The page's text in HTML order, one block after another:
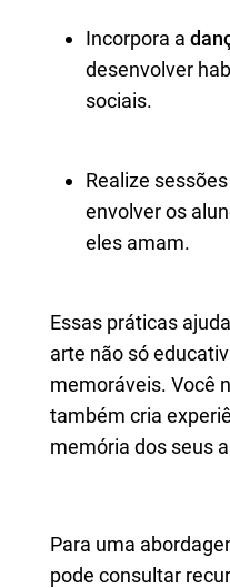
Incorpora a
desenvolver
sociais.
Realize
envolver os
eles amam.
Essas práticas
arte não só
memoráveis. Você
também cria
memória dos seus
Para uma
pode consultar